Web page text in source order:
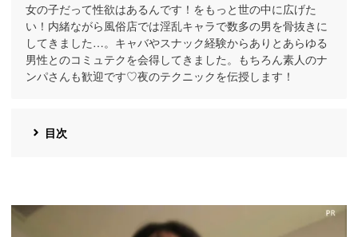
女の子だって性欲はあるんです！をもっと世の中に広げた
い！内緒ながら風俗店では淫乱キャラで数多の男を骨抜きに
してきました…。キャバやスナック経験からありとあらゆる
男性とのコミュテクを会得してきました。もちろん素人のナ
ンパさんも歓迎です♡夜のテクニックを伝授します！
目次
https://pcmax.jp/lp/?